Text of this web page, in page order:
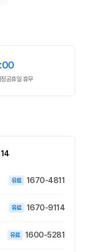
정공휴일 휴무
1670-4811
1670-9114
1600-5281